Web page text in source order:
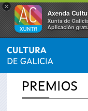
×
Axenda
Xunta de
Aplicación
Vostede
está
INICIO
PREMIOS